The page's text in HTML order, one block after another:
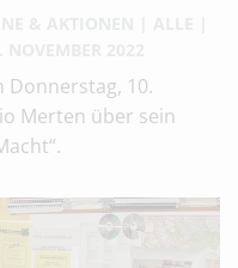
Donnerstag, 10.
Merten über sein